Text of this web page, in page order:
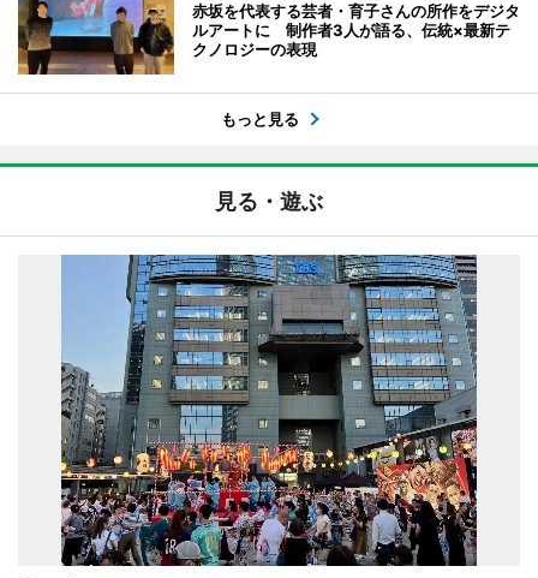
赤坂を代表する芸者・育子さんの所作をデジタ
ルアートに 制作者3人が語る、伝統×最新テ
クノロジーの表現
もっと見る
見る・遊ぶ